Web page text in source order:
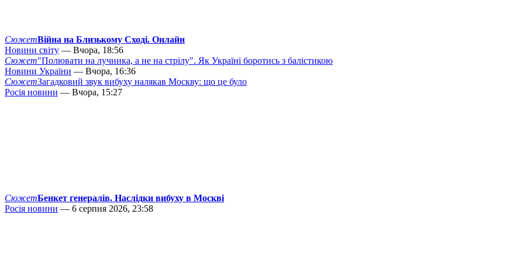
СюжетВійна на Близькому Сході. Онлайн
Новини світу — Вчора, 18:56
Сюжет"Полювати на лучника, а не на стрілу". Як Україні боротись з балістикою
Новини України — Вчора, 16:36
СюжетЗагадковий звук вибуху налякав Москву: що це було
Росія новини — Вчора, 15:27
СюжетБенкет генералів. Наслідки вибуху в Москві
Росія новини — 6 серпня 2026, 23:58